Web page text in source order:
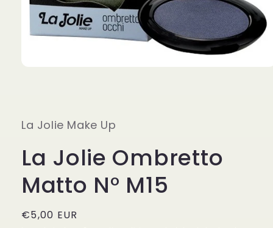
modale
La Jolie Make Up
La Jolie Ombretto
Matto N° M15
Prezzo
€5,00 EUR